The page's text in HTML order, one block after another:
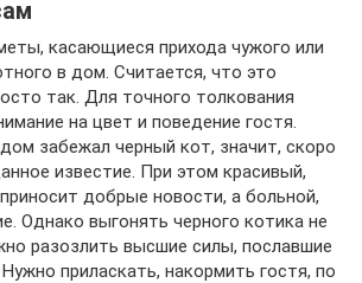
касающиеся прихода чужого или
в дом. Считается, что это
так. Для точного толкования
на цвет и поведение гостя.
забежал черный кот, значит, скоро
известие. При этом красивый,
добрые новости, а больной,
Однако выгонять черного котика не
разозлить высшие силы, пославшие
приласкать, накормить гостя, по